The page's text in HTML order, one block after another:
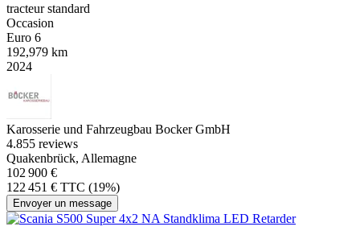
tracteur standard
Occasion
Euro 6
192,979 km
2024
Karosserie und Fahrzeugbau Bocker GmbH
4.855 reviews
Quakenbrück, Allemagne
102 900 €
122 451 € TTC (19%)
Envoyer un message